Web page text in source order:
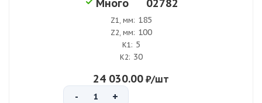
Много 02782
Z1, мм: 185
Z2, мм: 100
K1: 5
K2: 30
24 030.00 ₽/шт
-
+